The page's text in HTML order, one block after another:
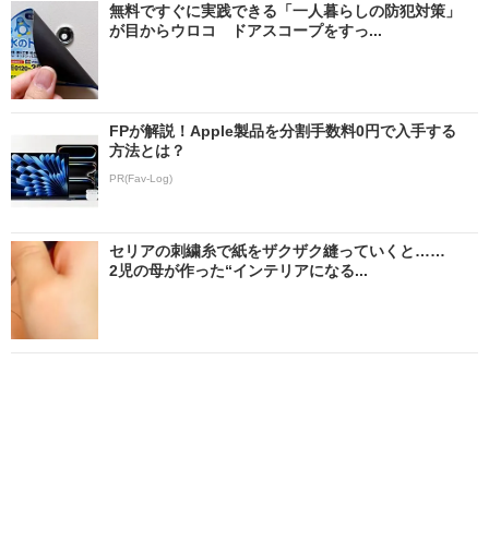
無料ですぐに実践できる「一人暮らしの防犯対策」
が目からウロコ ドアスコープをすっ...
FPが解説！Apple製品を分割手数料0円で入手する
方法とは？
PR(Fav-Log)
セリアの刺繍糸で紙をザクザク縫っていくと……
2児の母が作った“インテリアになる...